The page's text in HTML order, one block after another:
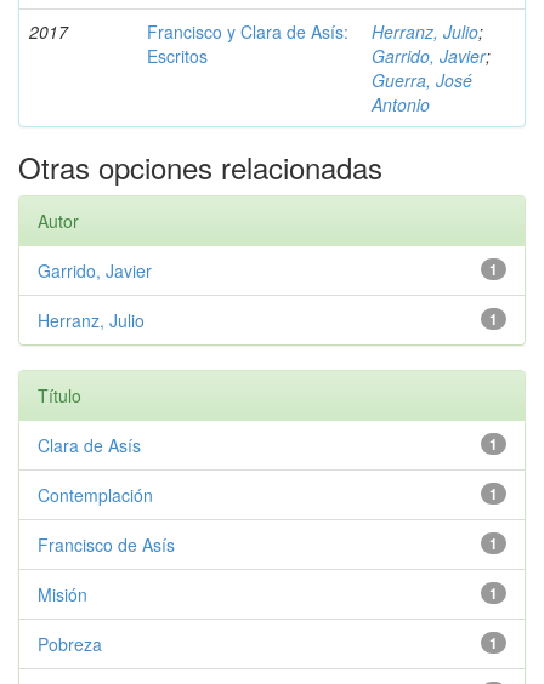
2017
Francisco y Clara de Asís:
Escritos
Herranz, Julio;
Garrido, Javier;
Guerra, José
Antonio
Otras opciones relacionadas
Autor
1
Garrido, Javier
1
Herranz, Julio
Título
1
Clara de Asís
1
Contemplación
1
Francisco de Asís
1
Misión
1
Pobreza